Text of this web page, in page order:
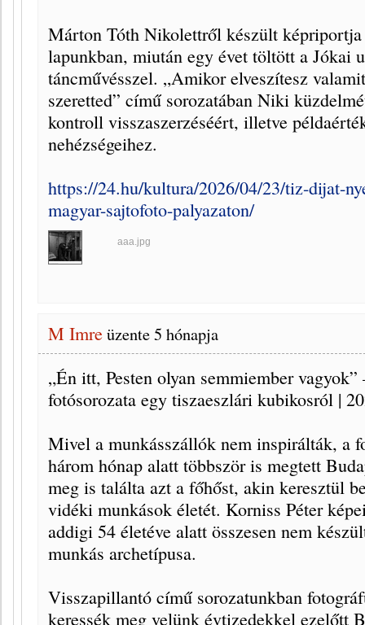
Márton Tóth Nikolettről készült
lapunkban, miután egy évet töltött a Jókai
táncművésszel. „Amikor elveszítesz
szeretted” című sorozatában Niki
kontroll visszaszerzéséért, illetve
nehézségeihez.
https://24.hu/kultura/2026/04/23/tiz-dijat-
magyar-sajtofoto-palyazaton/
aaa.jpg
M Imreüzente5 hónapja
„Én itt, Pesten olyan semmiember
fotósorozata egy tiszaeszlári kubikosról |
Mivel a munkásszállók nem inspirálták, a
három hónap alatt többször is megtett
meg is találta azt a főhőst, akin keresztül
vidéki munkások életét. Korniss Péter
addigi 54 életéve alatt összesen nem
munkás archetípusa.
Visszapillantó című sorozatunkban
keressék meg velünk évtizedekkel ezelőtt